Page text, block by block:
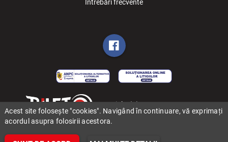
Întrebări frecvente
Copyright (C) 2006-2026 BILET.ro
Acest site folosește "cookies". Navigând în continuare, vă exprimați
acordul asupra folosirii acestora.